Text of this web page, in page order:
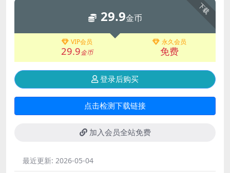
下载
29.9金币
VIP会员
29.9金币
永久会员
免费
登录后购买
点击检测下载链接
加入会员全站免费
最近更新: 2026-05-04